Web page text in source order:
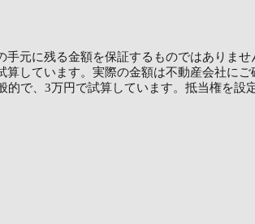
元に残る金額を保証するものではありませ
しています。実際の金額は不動産会社にご
で、3万円で試算しています。抵当権を設